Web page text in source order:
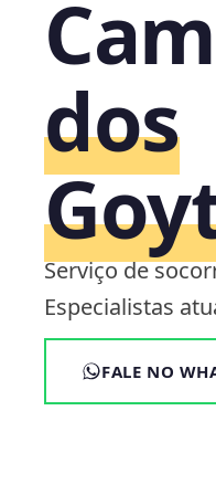
dos
Serviço de
Especialistas
FALE NO